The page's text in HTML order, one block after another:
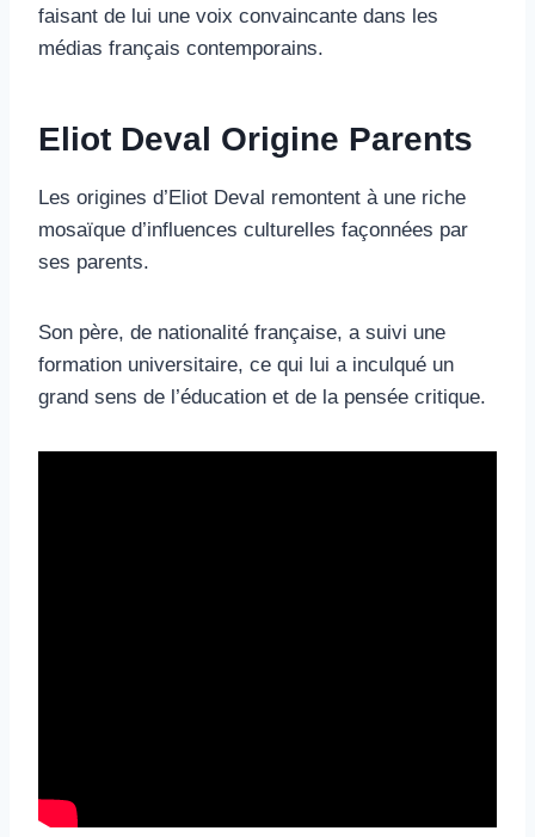
faisant de lui une voix convaincante dans les
médias français contemporains.
Eliot Deval Origine Parents
Les origines d’Eliot Deval remontent à une riche
mosaïque d’influences culturelles façonnées par
ses parents.
Son père, de nationalité française, a suivi une
formation universitaire, ce qui lui a inculqué un
grand sens de l’éducation et de la pensée critique.